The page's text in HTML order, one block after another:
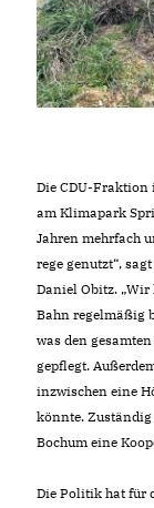
Die CDU-Fraktion
am Klimapark
Jahren mehrfach
rege genutzt“,
Daniel Obitz. „Wir
Bahn regelmäßig
was den
gepflegt.
inzwischen eine
könnte.
Bochum eine
Die Politik hat für